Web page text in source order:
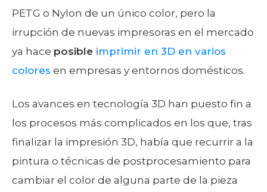
PETG o Nylon de un único color, pero la
irrupción de nuevas impresoras en el mercado
ya hace posible imprimir en 3D en varios
colores en empresas y entornos domésticos.
Los avances en tecnología 3D han puesto fin a
los procesos más complicados en los que, tras
finalizar la impresión 3D, había que recurrir a la
pintura o técnicas de postprocesamiento para
cambiar el color de alguna parte de la pieza